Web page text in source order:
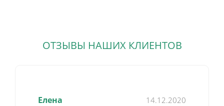
ОТЗЫВЫ НАШИХ КЛИЕНТОВ
Елена 14.12.2020